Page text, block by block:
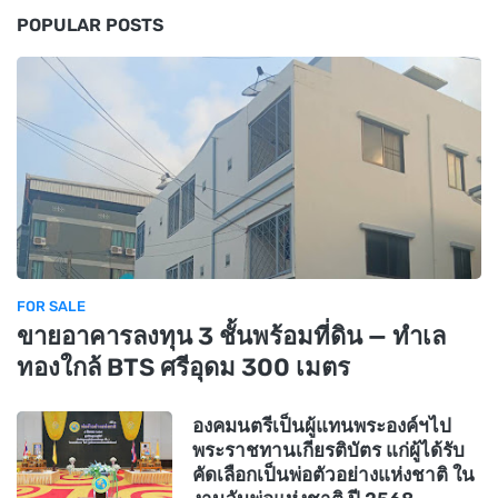
POPULAR POSTS
FOR SALE
ขายอาคารลงทุน 3 ชั้นพร้อมที่ดิน — ทำเล
ทองใกล้ BTS ศรีอุดม 300 เมตร
องคมนตรีเป็นผู้แทนพระองค์ฯไป
พระราชทานเกียรติบัตร แก่ผู้ได้รับ
คัดเลือกเป็นพ่อตัวอย่างแห่งชาติ ใน